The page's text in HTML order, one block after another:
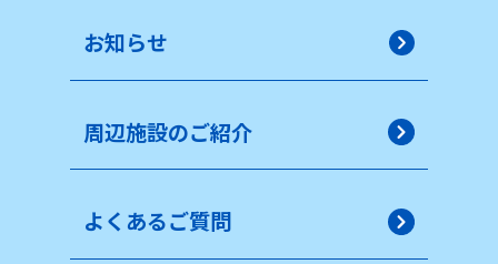
お知らせ
周辺施設のご紹介
よくあるご質問